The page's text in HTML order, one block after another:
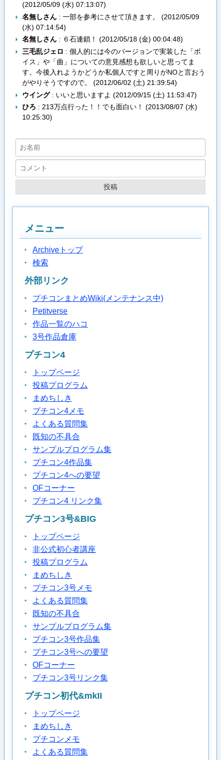
(2012/05/09 (水) 07:13:07)
名無しさん: 一部を参考にさせて頂きます。 (2012/05/09
(水) 07:14:54)
名無しさん: ６石連鎖！ (2012/05/18 (金) 00:04:48)
三毛乱ジェロ : 個人的には今のバージョンで実装した「ボ
イス」や「曲」についての意見感想も欲しいと思ってま
す。今後入れようかどうか私個人ですと周りがNOと言おう
がやりそうですので。 (2012/06/02 (土) 21:39:54)
ウイング: いいと思いますよ (2012/09/15 (土) 11:53:47)
ひろ : 213万点行った！！でも面白い！ (2013/08/07 (水)
10:25:30)
メニュー
Archiveトップ
検索
外部リンク
プチコンまとめWiki(メンテナンス中)
Petitverse
作品一覧のハコ
3号作品倉庫
プチコン4
トップページ
投稿プログラム
まめちしき
プチコン4メモ
よくある質問集
既知の不具合
サンプルプログラム集
プチコン4作品集
プチコン4への要望
OFコーナー
プチコン4 リンク集
プチコン3号&BIG
トップページ
非公式初心者講座
投稿プログラム
まめちしき
プチコン3号メモ
よくある質問集
既知の不具合
サンプルプログラム集
プチコン3号作品集
プチコン3号への要望
OFコーナー
プチコン3号リンク集
プチコン初代&mkII
トップページ
まめちしき
プチコンメモ
よくある質問集